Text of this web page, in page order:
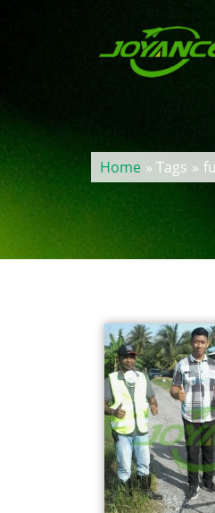
Home » Tags »